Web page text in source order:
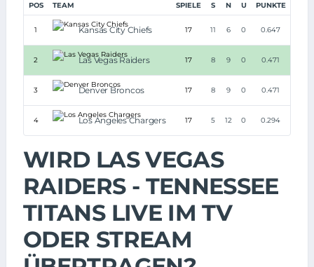
POS TEAM SPIELE S N U PUNKTE
1 Kansas City Chiefs 17 11 6 0 0.647
2 Las Vegas Raiders 17 8 9 0 0.471
3 Denver Broncos 17 8 9 0 0.471
4 Los Angeles Chargers 17 5 12 0 0.294
WIRD LAS VEGAS
RAIDERS - TENNESSEE
TITANS LIVE IM TV
ODER STREAM